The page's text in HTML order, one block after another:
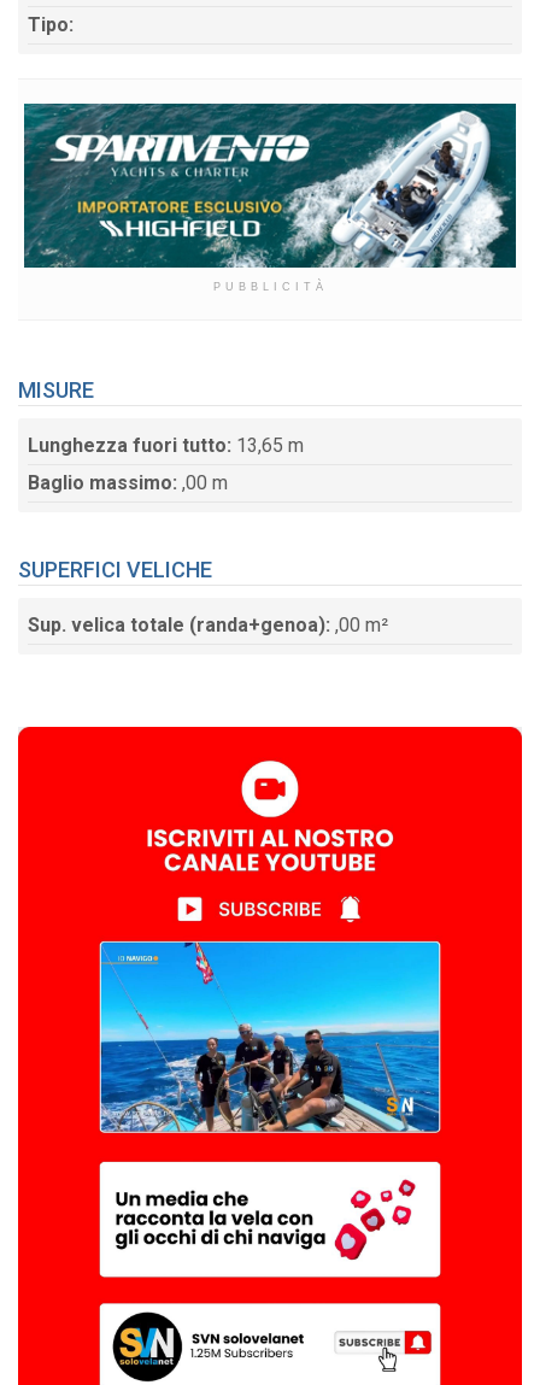
Tipo:
PUBBLICITÀ
MISURE
Lunghezza fuori tutto: 13,65 m
Baglio massimo: ,00 m
SUPERFICI VELICHE
Sup. velica totale (randa+genoa): ,00 m²